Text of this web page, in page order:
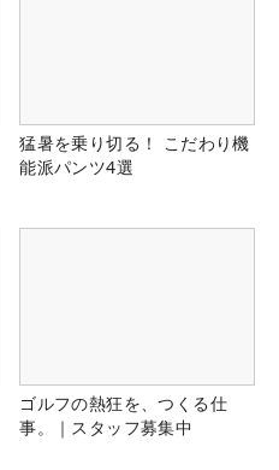
猛暑を乗り切る！ こだわり機
能派パンツ4選
ゴルフの熱狂を、つくる仕
事。｜スタッフ募集中